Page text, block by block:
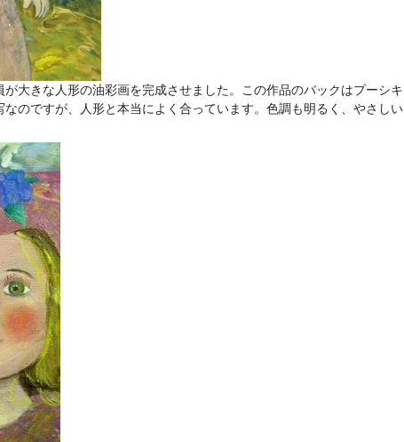
大きな人形の油彩画を完成させました。この作品のバックはプーシキ
のですが、人形と本当によく合っています。色調も明るく、やさしい